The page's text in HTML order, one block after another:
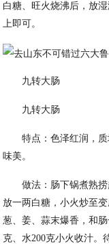
白糖、旺火烧沸后，放
上即可。
九转大肠
九转大肠
特点：色泽红润，
味美。
做法：肠下锅煮熟
放一两白糖，小火炒至
葱、姜、蒜末爆香，和
克、水200克小火收汁。